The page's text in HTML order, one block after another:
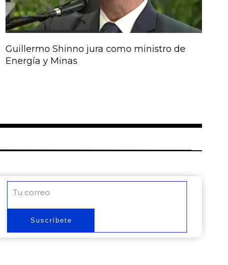
Guillermo Shinno jura como ministro de
Energía y Minas
Suscríbete